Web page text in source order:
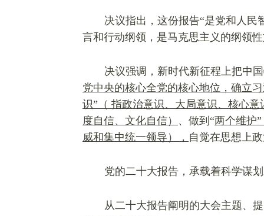
决议指出，这份报告“是党和人民
言和行动纲领，是马克思主义的纲领
决议强调，新时代新征程上把中
党中央的核心全党的核心地位，确立
识”（ 指政治意识、大局意识、核心意
度自信、文化自信） 、做到“两个维护”
威和集中统一领导）， 自觉在思想上
党的二十大报告，承载着科学谋
从二十大报告阐明的大会主题、